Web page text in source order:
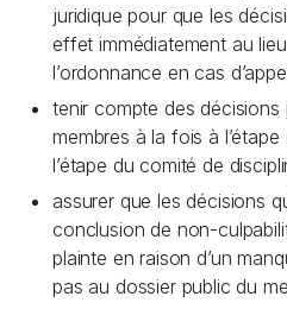
juridique pour que les
effet immédiatement au
l’ordonnance en cas
tenir compte des décisions
membres à la fois à
l’étape du comité de
assurer que les décisions
conclusion de non-
plainte en raison d’un
pas au dossier public du